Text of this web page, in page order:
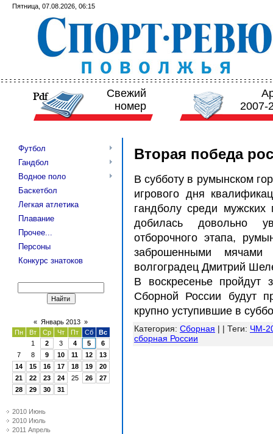
Пятница, 07.08.2026, 06:15
Свежий
номер
2007-
Футбол
Гандбол
Водное поло
Баскетбол
Легкая атлетика
Плавание
Прочее...
Персоны
Конкурс знатоков
« Январь 2013 »
Пн
Вт Ср Чт Пт Сб
Вс
1
2 3 4 5
6
7
8 9 10 11 12
13
14
15 16 17 18 19
20
21
22 23 24 25 26
27
28
29 30 31
2010 Июнь
2010 Июль
2011 Апрель
Вторая победа
В субботу в румынском
игрового дня
гандболу среди
добилась довольно
отборочного этапа,
заброшенными мячами
волгоградец Дмитрий
В воскресенье пройдут
Сборной России будут
крупно уступившие в
Категория: Сборная | | Теги: ЧМ-
сборная России